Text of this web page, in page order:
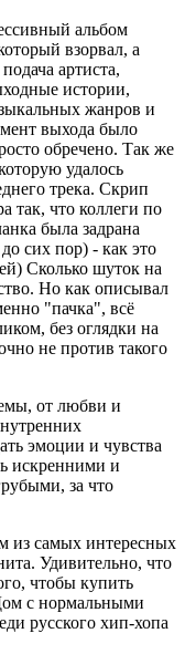
альбом
взорвал, а
артиста,
истории,
жанров и
выхода было
обречено. Так же
удалось
трека. Скрип
так, что коллеги по
была задрана
сих пор) - как это
Сколько шуток на
Но как описывал
"пачка", всё
без оглядки на
не против такого
от любви и
эмоции и чувства
искренними и
за что
из самых интересных
Удивительно, что
чтобы купить
с нормальными
русского хип-хопа